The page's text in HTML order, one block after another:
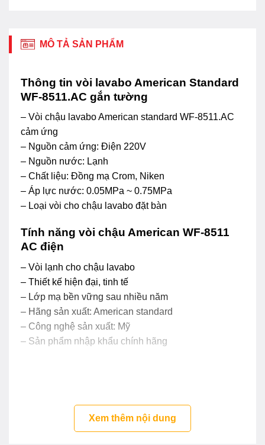
MÔ TẢ SẢN PHẨM
Thông tin vòi lavabo American Standard
WF-8511.AC gắn tường
– Vòi chậu lavabo American standard WF-8511.AC
cảm ứng
– Nguồn cảm ứng: Điện 220V
– Nguồn nước: Lạnh
– Chất liệu: Đồng mạ Crom, Niken
– Áp lực nước: 0.05MPa ~ 0.75MPa
– Loại vòi cho chậu lavabo đặt bàn
Tính năng vòi chậu American WF-8511
AC điện
– Vòi lạnh cho chậu lavabo
– Thiết kế hiện đại, tinh tế
– Lớp mạ bền vững sau nhiều năm
– Hãng sản xuất: American standard
– Công nghệ sản xuất: Mỹ
– Sản phẩm nhập khẩu chính hãng
Xem thêm nội dung